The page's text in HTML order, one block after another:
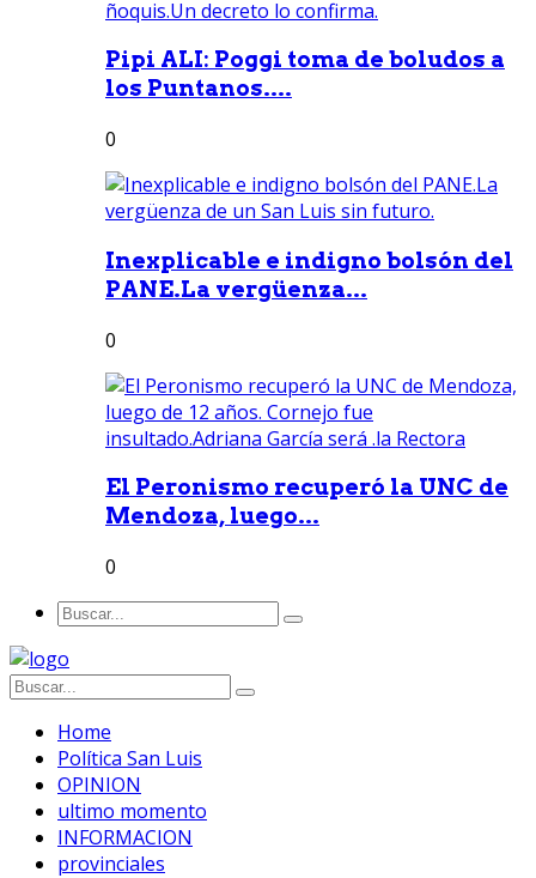
Pipi ALI: Poggi toma de boludos a
los Puntanos....
0
Inexplicable e indigno bolsón del
PANE.La vergüenza...
0
El Peronismo recuperó la UNC de
Mendoza, luego...
0
Home
Política San Luis
OPINION
ultimo momento
INFORMACION
provinciales